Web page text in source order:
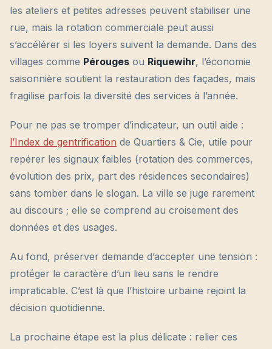
les ateliers et petites adresses peuvent stabiliser une
rue, mais la rotation commerciale peut aussi
s’accélérer si les loyers suivent la demande. Dans des
villages comme Pérouges ou Riquewihr, l’économie
saisonnière soutient la restauration des façades, mais
fragilise parfois la diversité des services à l’année.
Pour ne pas se tromper d’indicateur, un outil aide :
l’Index de gentrification de Quartiers & Cie, utile pour
repérer les signaux faibles (rotation des commerces,
évolution des prix, part des résidences secondaires)
sans tomber dans le slogan. La ville se juge rarement
au discours ; elle se comprend au croisement des
données et des usages.
Au fond, préserver demande d’accepter une tension :
protéger le caractère d’un lieu sans le rendre
impraticable. C’est là que l’histoire urbaine rejoint la
décision quotidienne.
La prochaine étape est la plus délicate : relier ces